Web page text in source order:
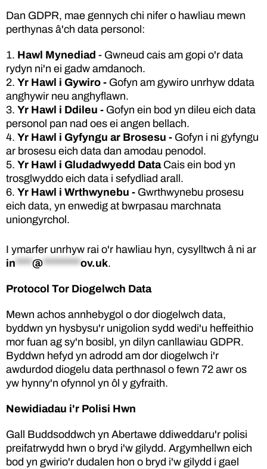
Dan GDPR, mae gennych chi nifer o hawliau mewn
perthynas â'ch data personol:
Hawl Mynediad - Gwneud cais am gopi o'r data
rydyn ni'n ei gadw amdanoch.
Yr Hawl i Gywiro - Gofyn am gywiro unrhyw ddata
anghywir neu anghyflawn.
Yr Hawl i Ddileu - Gofyn ein bod yn dileu eich data
personol pan nad oes ei angen bellach.
Yr Hawl i Gyfyngu ar Brosesu - Gofyn i ni gyfyngu
ar brosesu eich data dan amodau penodol.
Yr Hawl i Gludadwyedd DataCais ein bod yn
trosglwyddo eich data i sefydliad arall.
Yr Hawl i Wrthwynebu - Gwrthwynebu prosesu
eich data, yn enwedig at bwrpasau marchnata
uniongyrchol.
I ymarfer unrhyw rai o'r hawliau hyn, cysylltwch â ni ar
in****@*********ov.uk.
Protocol Tor Diogelwch Data
Mewn achos annhebygol o dor diogelwch data,
byddwn yn hysbysu'r unigolion sydd wedi'u heffeithio
mor fuan ag sy'n bosibl, yn dilyn canllawiau GDPR.
Byddwn hefyd yn adrodd am dor diogelwch i'r
awdurdod diogelu data perthnasol o fewn 72 awr os
yw hynny'n ofynnol yn ôl y gyfraith.
Newidiadau i'r Polisi Hwn
Gall Buddsoddwch yn Abertawe ddiweddaru'r polisi
preifatrwydd hwn o bryd i'w gilydd. Argymhellwn eich
bod yn gwirio'r dudalen hon o bryd i'w gilydd i gael